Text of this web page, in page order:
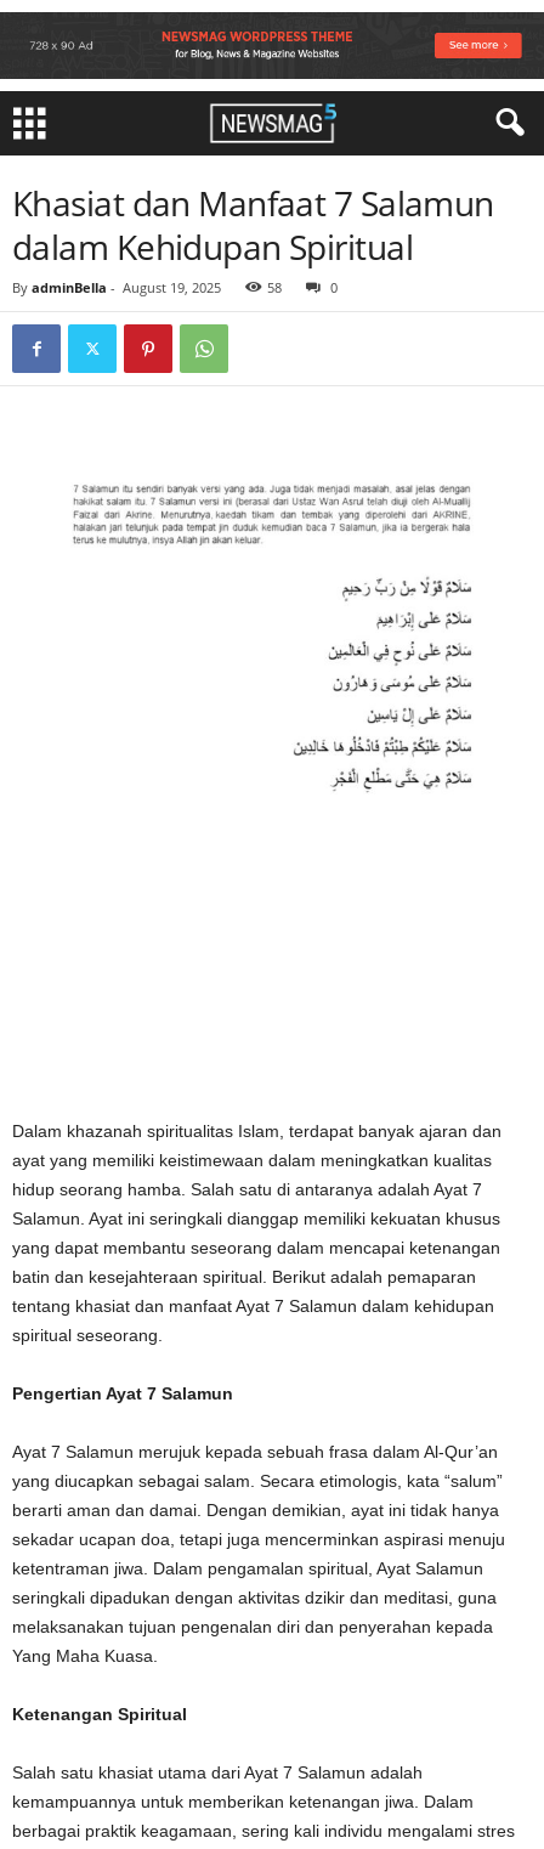
Khasiat dan Manfaat 7 Salamun
dalam Kehidupan Spiritual
By adminBella - August 19, 2025 58 0
Dalam khazanah spiritualitas Islam, terdapat banyak ajaran dan
ayat yang memiliki keistimewaan dalam meningkatkan kualitas
hidup seorang hamba. Salah satu di antaranya adalah Ayat 7
Salamun. Ayat ini seringkali dianggap memiliki kekuatan khusus
yang dapat membantu seseorang dalam mencapai ketenangan
batin dan kesejahteraan spiritual. Berikut adalah pemaparan
tentang khasiat dan manfaat Ayat 7 Salamun dalam kehidupan
spiritual seseorang.
Pengertian Ayat 7 Salamun
Ayat 7 Salamun merujuk kepada sebuah frasa dalam Al-Qur’an
yang diucapkan sebagai salam. Secara etimologis, kata “salum”
berarti aman dan damai. Dengan demikian, ayat ini tidak hanya
sekadar ucapan doa, tetapi juga mencerminkan aspirasi menuju
ketentraman jiwa. Dalam pengamalan spiritual, Ayat Salamun
seringkali dipadukan dengan aktivitas dzikir dan meditasi, guna
melaksanakan tujuan pengenalan diri dan penyerahan kepada
Yang Maha Kuasa.
Ketenangan Spiritual
Salah satu khasiat utama dari Ayat 7 Salamun adalah
kemampuannya untuk memberikan ketenangan jiwa. Dalam
berbagai praktik keagamaan, sering kali individu mengalami stres